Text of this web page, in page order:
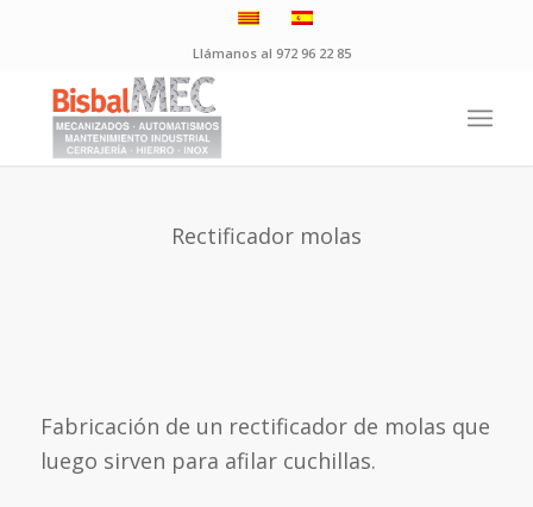
Llámanos al 972 96 22 85
Rectificador molas
Fabricación de un rectificador de molas que
luego sirven para afilar cuchillas.